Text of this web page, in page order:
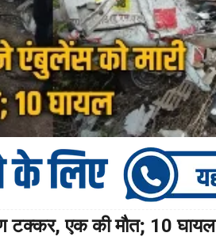
टक्कर, एक की मौत; 10 घायल